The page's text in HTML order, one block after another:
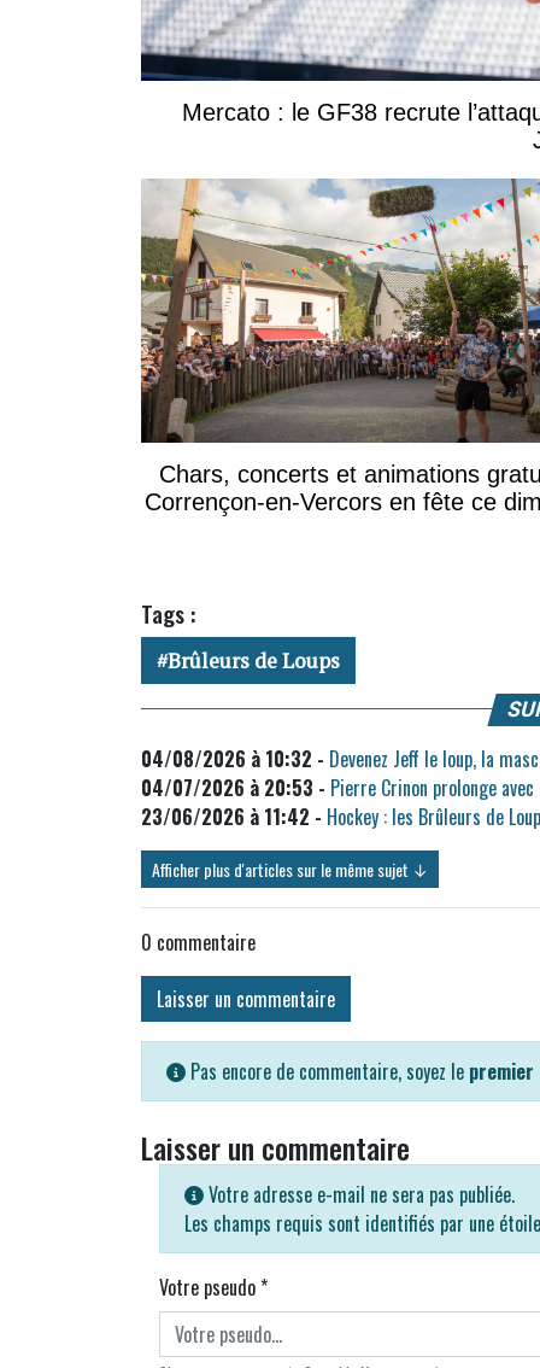
Mercato : le GF38 recrute
Chars, concerts et animations
Corrençon-en-Vercors en fête ce
Tags :
Brûleurs de Loups
04/08/2026 à 10:32 - Devenez Jeff le loup, la
04/07/2026 à 20:53 - Pierre Crinon prolonge
23/06/2026 à 11:42 - Hockey : les Brûleurs de
Afficher plus d'articles sur le même sujet ↓
0 commentaire
Laisser un commentaire
Pas encore de commentaire, soyez le premier
Laisser un commentaire
Votre adresse e-mail ne sera pas publiée.
Les champs requis sont identifiés par une
Votre pseudo*